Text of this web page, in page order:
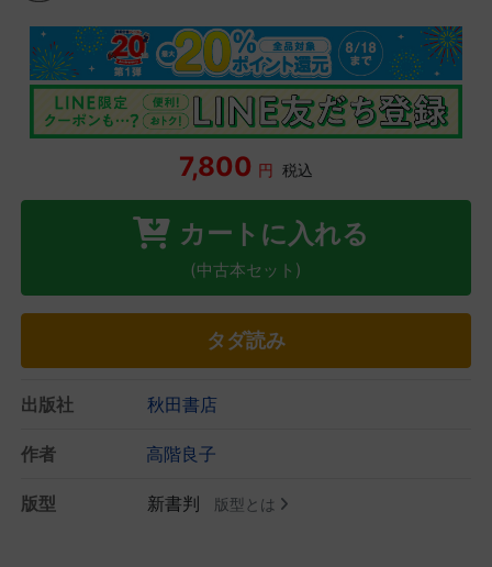
7,800 円 税込
カートに入れる
(中古本セット)
タダ読み
出版社 秋田書店
作者 高階良子
版型 新書判 版型とは